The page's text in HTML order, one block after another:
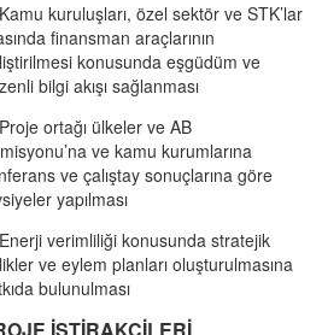
kuruluşları, özel sektör ve STK’lar
finansman araçlarının
konusunda eşgüdüm ve
bilgi akışı sağlanması
ortağı ülkeler ve AB
ve kamu kurumlarına
ve çalıştay sonuçlarına göre
yapılması
verimliliği konusunda stratejik
ve eylem planları oluşturulmasına
bulunulması